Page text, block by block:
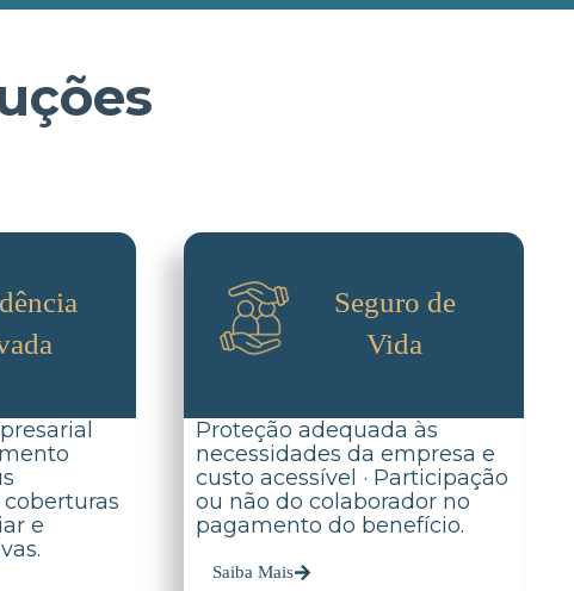
e
Seguro de
Vida
Proteção adequada às
necessidades da empresa e
custo acessível · Participação
ou não do colaborador no
pagamento do benefício.
Saiba Mais